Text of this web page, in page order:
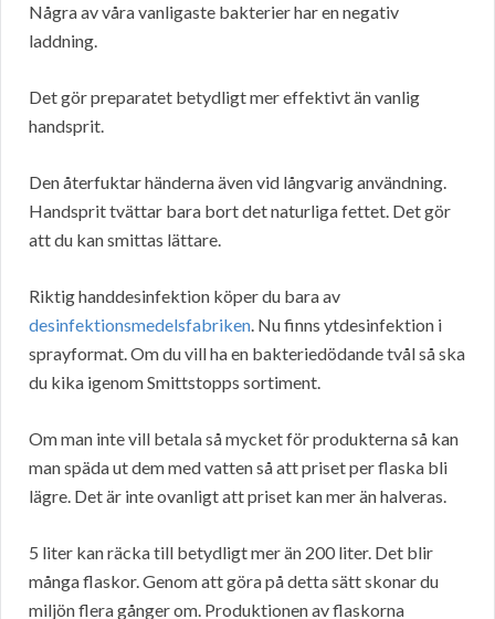
Några av våra vanligaste bakterier har en negativ
laddning.
Det gör preparatet betydligt mer effektivt än vanlig
handsprit.
Den återfuktar händerna även vid långvarig användning.
Handsprit tvättar bara bort det naturliga fettet. Det gör
att du kan smittas lättare.
Riktig handdesinfektion köper du bara av
desinfektionsmedelsfabriken. Nu finns ytdesinfektion i
sprayformat. Om du vill ha en bakteriedödande tvål så ska
du kika igenom Smittstopps sortiment.
Om man inte vill betala så mycket för produkterna så kan
man späda ut dem med vatten så att priset per flaska bli
lägre. Det är inte ovanligt att priset kan mer än halveras.
5 liter kan räcka till betydligt mer än 200 liter. Det blir
många flaskor. Genom att göra på detta sätt skonar du
miljön flera gånger om. Produktionen av flaskorna